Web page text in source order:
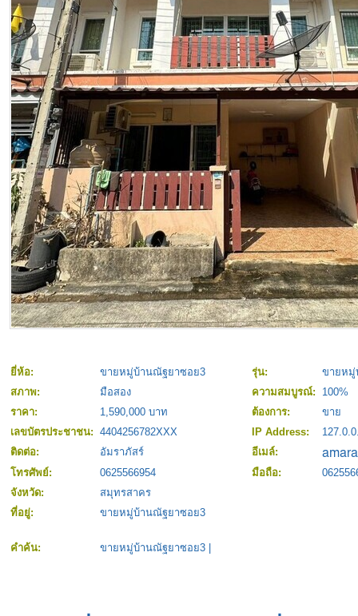
ยี่ห้อ: ขายหมู่บ้านณัฐยาซอย3 รุ่น:
ขายหมู่
สภาพ:
มือสอง ความสมบูรณ์:
100%
ราคา:
1,590,000 บาท ต้องการ:
ขาย
เลขบัตรประชาชน: 4404256782XXX IP Address:
ติดต่อ:
อัมราภัสร์
อีเมล์:
โทรศัพย์:
0625566954 มือถือ:
จังหวัด:
สมุทรสาคร
ที่อยู่:
ขายหมู่บ้านณัฐยาซอย3
คำค้น: ขายหมู่บ้านณัฐยาซอย3